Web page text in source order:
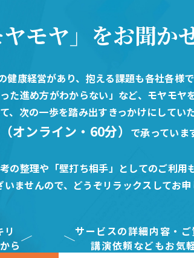
モヤ」 をお聞か
健康経営があり、抱える課題も各社各様
た進め方がわからない」など、モヤモ
、次の一歩を踏み出すきっかけにしてい
オンライン・60分） で承っていま
の整理や「壁打ち相手」としてのご利用
ませんので、どうぞリラックスしてお
ら
サービスの詳細内容・
講演依頼などもお気